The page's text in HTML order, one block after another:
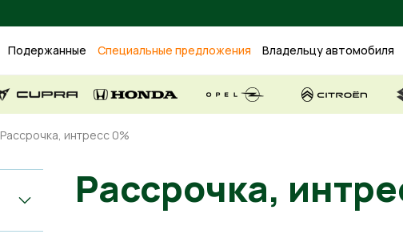
Подержанные Специальные предложения Владельцу автомобиля
Рассрочкa, интресс 0%
Рассрочкa,